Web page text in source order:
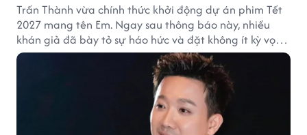
Trấn Thành vừa chính thức khởi động dự án phim Tết
2027 mang tên Em. Ngay sau thông báo này, nhiều
khán giả đã bày tỏ sự háo hức và đặt không ít kỳ vọng
vào bộ phim mới của Trấn Thành.